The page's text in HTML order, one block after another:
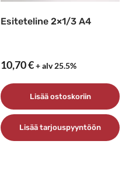
Esiteteline 2×1/3 A4
10,70€+ alv 25.5%
Lisää ostoskoriin
Lisää tarjouspyyntöön